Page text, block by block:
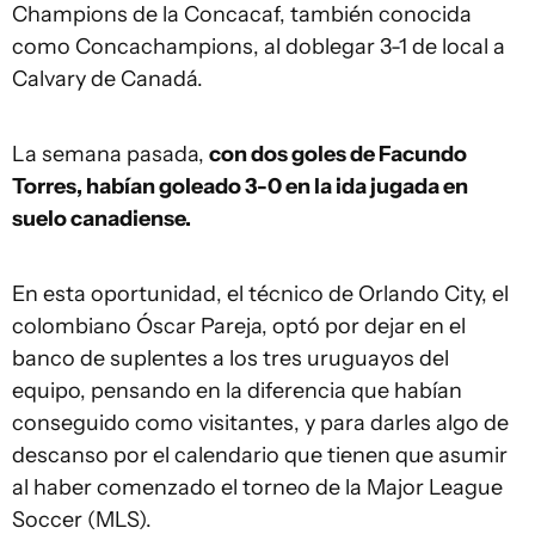
Champions de la Concacaf, también conocida
como Concachampions, al doblegar 3-1 de local a
Calvary de Canadá.
La semana pasada, con dos goles de Facundo
Torres, habían goleado 3-0 en la ida jugada en
suelo canadiense.
En esta oportunidad, el técnico de Orlando City, el
colombiano Óscar Pareja, optó por dejar en el
banco de suplentes a los tres uruguayos del
equipo, pensando en la diferencia que habían
conseguido como visitantes, y para darles algo de
descanso por el calendario que tienen que asumir
al haber comenzado el torneo de la Major League
Soccer (MLS).